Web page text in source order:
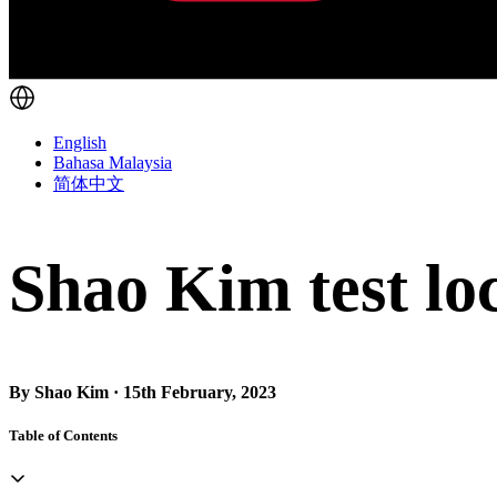
English
Bahasa Malaysia
简体中文
Shao Kim test
By Shao Kim · 15th February, 2023
Table of Contents